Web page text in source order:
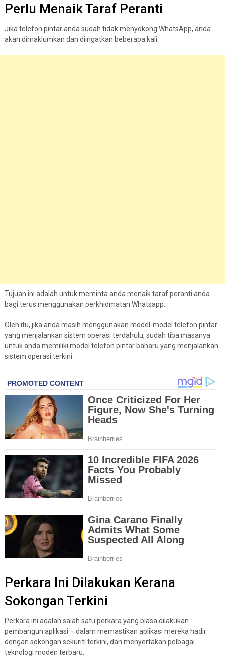
Perlu Menaik Taraf Peranti
Jika telefon pintar anda sudah tidak menyokong WhatsApp, anda
akan dimaklumkan dan diingatkan beberapa kali.
Tujuan ini adalah untuk meminta anda menaik taraf peranti anda
bagi terus menggunakan perkhidmatan Whatsapp.
Oleh itu, jika anda masih menggunakan model-model telefon pintar
yang menjalankan sistem operasi terdahulu, sudah tiba masanya
untuk anda memiliki model telefon pintar baharu yang menjalankan
sistem operasi terkini.
Perkara Ini Dilakukan Kerana
Sokongan Terkini
Perkara ini adalah salah satu perkara yang biasa dilakukan
pembangun aplikasi – dalam memastikan aplikasi mereka hadir
dengan sokongan sekuriti terkini, dan menyertakan pelbagai
teknologi moden terbaru.